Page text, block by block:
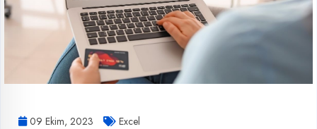
09 Ekim, 2023 Excel